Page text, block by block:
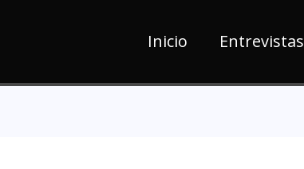
Inicio Entrevistas